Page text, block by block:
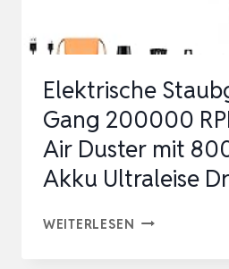
Elektrische
Gang 200000
Air Duster mit
Akku Ultraleise
WEITERLESEN ELEKTRISCHE